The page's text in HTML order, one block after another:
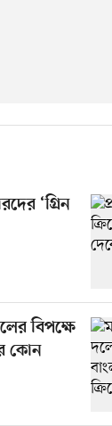
‘গ্রিন
বিপক্ষে
কোন